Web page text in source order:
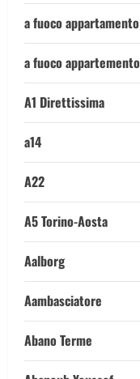
a fuoco appartamento
a fuoco appartemento
A1 Direttissima
a14
A22
A5 Torino-Aosta
Aalborg
Aambasciatore
Abano Terme